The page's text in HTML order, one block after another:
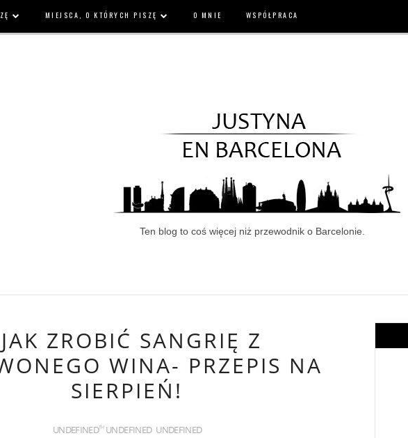
MIEJSCA, O KTÓRYCH PISZĘ O MNIE WSPÓŁPRACA
Ten blog to coś więcej niż przewodnik o Barcelonie.
JAK ZROBIĆ SANGRIĘ Z
WINA- PRZEPIS NA
SIERPIEŃ!
UNDEFINEDTH UNDEFINED UNDEFINED